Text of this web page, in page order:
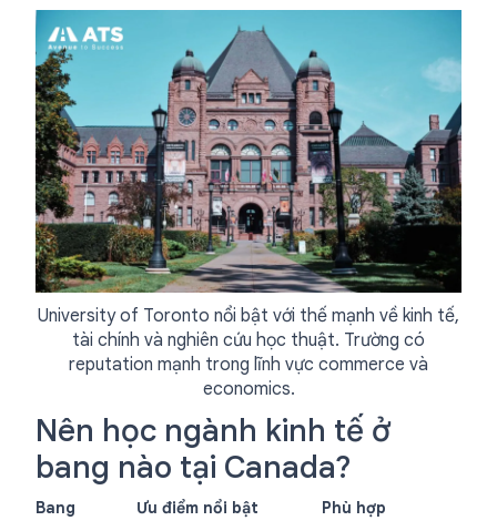
University of Toronto nổi bật với thế mạnh về kinh tế,
tài chính và nghiên cứu học thuật. Trường có
reputation mạnh trong lĩnh vực commerce và
economics.
Nên học ngành kinh tế ở
bang nào tại Canada?
Bang Ưu điểm nổi bật Phù hợp